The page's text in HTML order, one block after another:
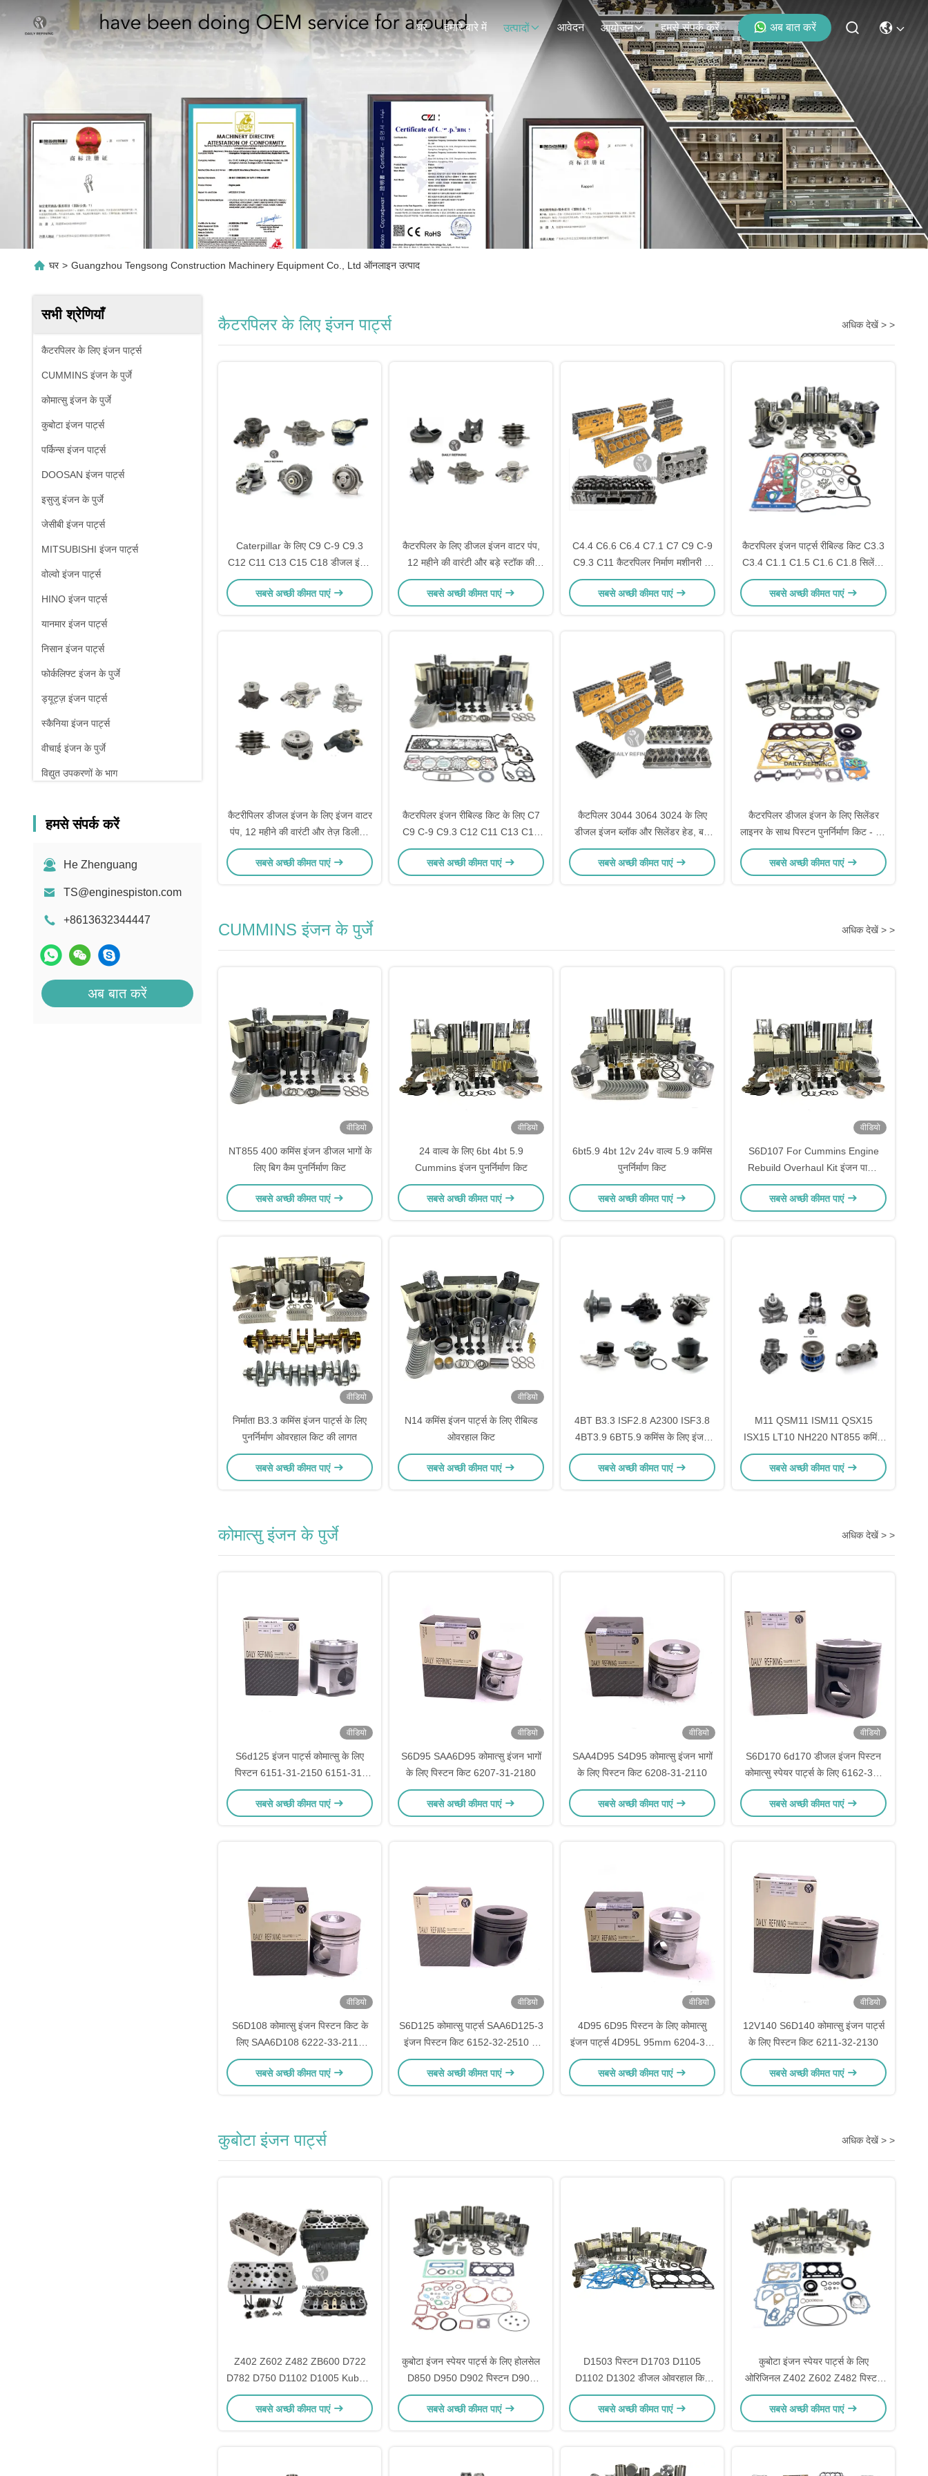
घर हमारे बारे में उत्पादों आवेदन आयोजन हमसे संपर्क करें अब बात करें
उत्पादों
घर > Guangzhou Tengsong Construction Machinery Equipment Co., Ltd ऑनलाइन उत्पाद
सभी श्रेणियाँ
कैटरपिलर के लिए इंजन पार्ट्स
CUMMINS इंजन के पुर्जे
कोमात्सु इंजन के पुर्जे
कुबोटा इंजन पार्ट्स
पर्किन्स इंजन पार्ट्स
DOOSAN इंजन पार्ट्स
इसुजु इंजन के पुर्जे
जेसीबी इंजन पार्ट्स
MITSUBISHI इंजन पार्ट्स
वोल्वो इंजन पार्ट्स
HINO इंजन पार्ट्स
यानमार इंजन पार्ट्स
निसान इंजन पार्ट्स
फोर्कलिफ्ट इंजन के पुर्जे
ड्यूट्ज़ इंजन पार्ट्स
स्कैनिया इंजन पार्ट्स
वीचाई इंजन के पुर्जे
विद्युत उपकरणों के भाग
हमसे संपर्क करें
He Zhenguang
TS@enginespiston.com
+8613632344447
अब बात करें
कैटरपिलर के लिए इंजन पार्ट्स अधिक देखें > >
Caterpillar के लिए C9 C-9 C9.3
C12 C11 C13 C15 C18 डीजल इंजन
वाटर पंप, 1-2 दिनों में डिलीवरी
सबसे अच्छी कीमत पाएं
कैटरपिलर के लिए डीजल इंजन वाटर पंप,
12 महीने की वारंटी और बड़े स्टॉक की
उपलब्धता के साथ
सबसे अच्छी कीमत पाएं
C4.4 C6.6 C6.4 C7.1 C7 C9 C-9
C9.3 C11 कैटरपिलर निर्माण मशीनरी के
लिए डीजल इंजन ब्लॉक और सिलेंडर हेड
सबसे अच्छी कीमत पाएं
कैटरपिलर इंजन पार्ट्स रीबिल्ड किट C3.3
C3.4 C1.1 C1.5 C1.6 C1.8 सिलेंडर
लाइनर पिस्टन रिंग सेट और गैस्केट किट के
साथ
सबसे अच्छी कीमत पाएं
कैटरीपिलर डीजल इंजन के लिए इंजन वाटर
पंप, 12 महीने की वारंटी और तेज़ डिलीवरी
के साथ
सबसे अच्छी कीमत पाएं
कैटरपिलर इंजन रीबिल्ड किट के लिए C7
C9 C-9 C9.3 C12 C11 C13 C15
C18 पिस्टन सिलेंडर लाइनर पिस्टन रिंग
गास्केट के साथ
सबसे अच्छी कीमत पाएं
कैटपिलर 3044 3064 3024 के लिए
डीजल इंजन ब्लॉक और सिलेंडर हेड, बड़े
स्टॉक और 12 महीने की वारंटी के साथ
सबसे अच्छी कीमत पाएं
कैटरपिलर डीजल इंजन के लिए सिलेंडर
लाइनर के साथ पिस्टन पुनर्निर्माण किट - 12
महीने की वारंटी और बड़े स्टॉक की
उपलब्धता
सबसे अच्छी कीमत पाएं
CUMMINS इंजन के पुर्जे अधिक देखें > >
वीडियो
NT855 400 कमिंस इंजन डीजल भागों के
लिए बिग कैम पुनर्निर्माण किट
सबसे अच्छी कीमत पाएं
वीडियो
24 वाल्व के लिए 6bt 4bt 5.9
Cummins इंजन पुनर्निर्माण किट
सबसे अच्छी कीमत पाएं
6bt5.9 4bt 12v 24v वाल्व 5.9 कमिंस
पुनर्निर्माण किट
सबसे अच्छी कीमत पाएं
वीडियो
S6D107 For Cummins Engine
Rebuild Overhaul Kit इंजन पार्ट्स
निर्माता
सबसे अच्छी कीमत पाएं
वीडियो
निर्माता B3.3 कमिंस इंजन पार्ट्स के लिए
पुनर्निर्माण ओवरहाल किट की लागत
सबसे अच्छी कीमत पाएं
वीडियो
N14 कमिंस इंजन पार्ट्स के लिए रीबिल्ड
ओवरहाल किट
सबसे अच्छी कीमत पाएं
4BT B3.3 ISF2.8 A2300 ISF3.8
4BT3.9 6BT5.9 कमिंस के लिए इंजन
वाटर पंप इंजन पार्ट्स
सबसे अच्छी कीमत पाएं
M11 QSM11 ISM11 QSX15
ISX15 LT10 NH220 NT855 कमिंस
पार्ट्स के लिए उपयुक्त इंजन वाटर पंप
सबसे अच्छी कीमत पाएं
कोमात्सु इंजन के पुर्जे अधिक देखें > >
वीडियो
S6d125 इंजन पार्ट्स कोमात्सु के लिए
पिस्टन 6151-31-2150 6151-31-
2171
सबसे अच्छी कीमत पाएं
वीडियो
S6D95 SAA6D95 कोमात्सु इंजन भागों
के लिए पिस्टन किट 6207-31-2180
सबसे अच्छी कीमत पाएं
वीडियो
SAA4D95 S4D95 कोमात्सु इंजन भागों
के लिए पिस्टन किट 6208-31-2110
सबसे अच्छी कीमत पाएं
वीडियो
S6D170 6d170 डीजल इंजन पिस्टन
कोमात्सु स्पेयर पार्ट्स के लिए 6162-35-
2120
सबसे अच्छी कीमत पाएं
वीडियो
S6D108 कोमात्सु इंजन पिस्टन किट के
लिए SAA6D108 6222-33-2110
6136-33-2110
सबसे अच्छी कीमत पाएं
वीडियो
S6D125 कोमात्सु पार्ट्स SAA6D125-3
इंजन पिस्टन किट 6152-32-2510 के
लिए
सबसे अच्छी कीमत पाएं
वीडियो
4D95 6D95 पिस्टन के लिए कोमात्सु
इंजन पार्ट्स 4D95L 95mm 6204-31-
2121
सबसे अच्छी कीमत पाएं
वीडियो
12V140 S6D140 कोमात्सु इंजन पार्ट्स
के लिए पिस्टन किट 6211-32-2130
सबसे अच्छी कीमत पाएं
कुबोटा इंजन पार्ट्स अधिक देखें > >
Z402 Z602 Z482 ZB600 D722
D782 D750 D1102 D1005 Kubota
इंजन स्पेयर पार्ट्स के लिए इंजन ब्लॉक
सिलेंडर हेड
सबसे अच्छी कीमत पाएं
कुबोटा इंजन स्पेयर पार्ट्स के लिए होलसेल
D850 D950 D902 पिस्टन D905
D782 D750 रीबिल्ड किट सिलेंडर लाइनर
पिस्टन रिंग गैस्केट किट
सबसे अच्छी कीमत पाएं
D1503 पिस्टन D1703 D1105
D1102 D1302 डीजल ओवरहाल किट
सिलेंडर लाइनर पिस्टन रिंग गैसकेट इंजन
स्पेयर पार्ट्स के लिए
सबसे अच्छी कीमत पाएं
कुबोटा इंजन स्पेयर पार्ट्स के लिए
ओरिजिनल Z402 Z602 Z482 पिस्टन
ZB600 D600 D722 रीबिल्ड किट
सिलेंडर लाइनर पिस्टन रिंग गैस्केट किट
सबसे अच्छी कीमत पाएं